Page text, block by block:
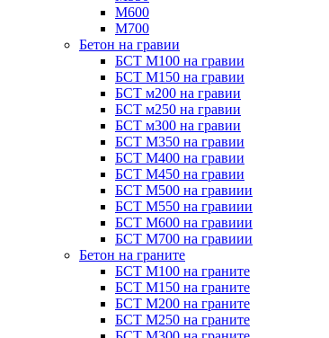
М600
М700
Бетон на гравии
БСТ М100 на гравии
БСТ М150 на гравии
БСТ м200 на гравии
БСТ м250 на гравии
БСТ м300 на гравии
БСТ М350 на гравии
БСТ М400 на гравии
БСТ М450 на гравии
БСТ М500 на гравиии
БСТ М550 на гравиии
БСТ М600 на гравиии
БСТ М700 на гравиии
Бетон на граните
БСТ М100 на граните
БСТ М150 на граните
БСТ М200 на граните
БСТ М250 на граните